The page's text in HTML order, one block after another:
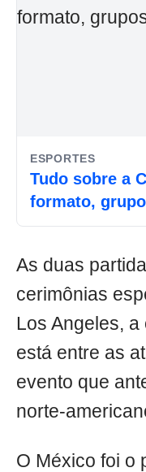
ESPORTES
Tudo sobre a
formato,
As duas
cerimônias
Los Angeles,
está entre as
evento que
norte-
O México foi o